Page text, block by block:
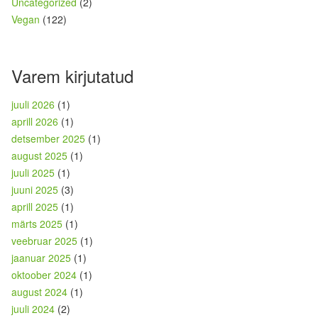
Vegan (122)
Varem kirjutatud
juuli 2026 (1)
aprill 2026 (1)
detsember 2025 (1)
august 2025 (1)
juuli 2025 (1)
juuni 2025 (3)
aprill 2025 (1)
märts 2025 (1)
veebruar 2025 (1)
jaanuar 2025 (1)
oktoober 2024 (1)
august 2024 (1)
juuli 2024 (2)